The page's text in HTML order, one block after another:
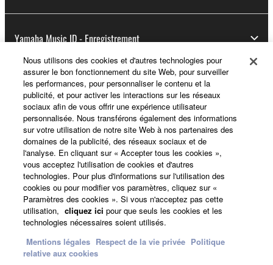
Yamaha Music ID - Enregistrement
A propos de Yamaha
France - French
Professionnel
Nous utilisons des cookies et d'autres technologies pour
assurer le bon fonctionnement du site Web, pour surveiller
les performances, pour personnaliser le contenu et la
publicité, et pour activer les interactions sur les réseaux
sociaux afin de vous offrir une expérience utilisateur
personnalisée. Nous transférons également des informations
sur votre utilisation de notre site Web à nos partenaires des
domaines de la publicité, des réseaux sociaux et de
l'analyse. En cliquant sur « Accepter tous les cookies »,
vous acceptez l'utilisation de cookies et d'autres
technologies. Pour plus d'informations sur l'utilisation des
cookies ou pour modifier vos paramètres, cliquez sur «
Paramètres des cookies ». Si vous n'acceptez pas cette
utilisation, cliquez ici pour que seuls les cookies et les
technologies nécessaires soient utilisés.
Mentions légales Respect de la vie privée Politique
relative aux cookies